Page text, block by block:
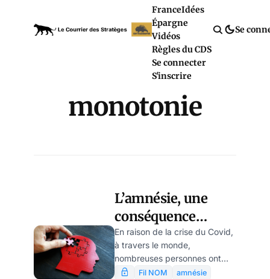
FranceIdées
Épargne
Vidéos
Règles du CDS
Se connecter
S'inscrire
Se
monotonie
L’amnésie, une
conséquence
psychologique du
confinement
En raison de la crise du Covid,
à travers le monde,
nombreuses personnes ont
été confrontées au stress, à la
Fil NOM
amnésie